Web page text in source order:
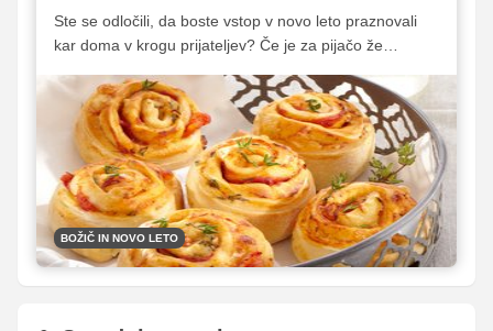
Ste se odločili, da boste vstop v novo leto praznovali
kar doma v krogu prijateljev? Če je za pijačo že
ne smejo manjkati na domači zabavi!
BOŽIČ IN NOVO LETO